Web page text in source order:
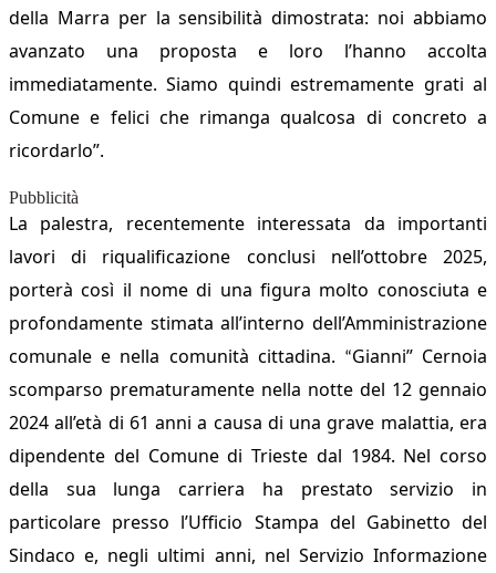
della Marra per la sensibilità dimostrata: noi abbiamo
avanzato una proposta e loro l’hanno accolta
immediatamente. Siamo quindi estremamente grati al
Comune e felici che rimanga qualcosa di concreto a
ricordarlo”.
Pubblicità
La palestra, recentemente interessata da importanti
lavori di riqualificazione conclusi nell’ottobre 2025,
porterà così il nome di una figura molto conosciuta e
profondamente stimata all’interno dell’Amministrazione
comunale e nella comunità cittadina.
“Gianni” Cernoia
scomparso prematuramente nella notte del 12 gennaio
2024 all’età di 61 anni a causa di una grave malattia, era
dipendente del Comune di Trieste dal 1984. Nel corso
della sua lunga carriera ha prestato servizio in
particolare presso l’Ufficio Stampa del Gabinetto del
Sindaco e, negli ultimi anni, nel Servizio Informazione